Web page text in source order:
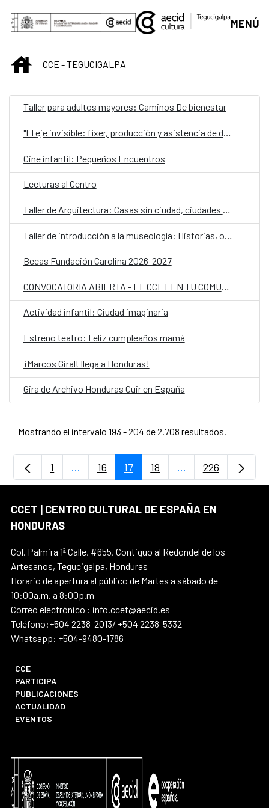
Saltar al contenido principal
MENÚ
INICIOCCE - TEGUCIGALPA
Taller para adultos mayores: Caminos De bienestar
"El eje invisible: fixer, producción y asistencia de dirección desde la práctica"
Cine infantil: Pequeños Encuentros
Lecturas al Centro
Taller de Arquitectura: Casas sin ciudad, ciudades sin casas: estrategias para la vivienda colectiva contemporánea
Becas Fundación Carolina 2026-2027
CONVOCATORIA ABIERTA - EL CCET EN TU COMUNIDAD
Actividad infantil: Ciudad imaginaria
Estreno teatro: Feliz cumpleaños mamá
¡Marcos Giralt llega a Honduras!
Gira de Archivo Honduras Cuir en España
Mostrando el intervalo 193 - 204 de 2.708 resultados.
Página
1 ...Páginas intermedias Use TAB para
Página
16 Página
17 Página
18 ...PáginasPágina
226
CCET | CENTRO CULTURAL DE ESPAÑA EN
HONDURAS
Col. Palmira 1ª Calle, #655, Contiguo al Redondel de los
Artesanos, Tegucigalpa, Honduras
Horario de apertura al público de Martes a sábado de
10:00a.m. a 8:00p.m
Correo electrónico : info.ccet@aecid.es
Teléfono:+504 2238-2013/ +504 2238-5332
Whatsapp: +504-9480-1786
CCE
PARTICIPA
PUBLICACIONES
ACTUALIDAD
EVENTOS